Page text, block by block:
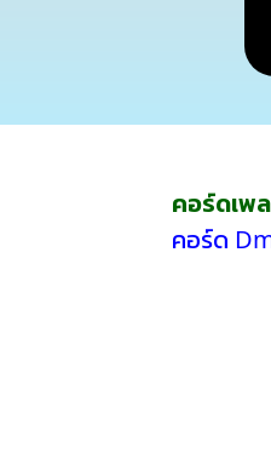
คอร์ดเพ
คอร์ด